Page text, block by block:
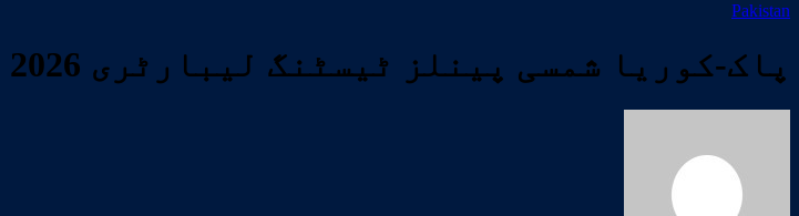
Pakistan
پاک-کوریا شمسی پینلز ٹیسٹنگ لیبارٹری 2026 میں کمرشل آپریشنز شروع کرے گی